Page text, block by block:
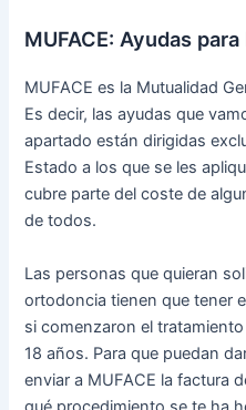
MUFACE: Ayudas
MUFACE es la Mutualidad
Es decir, las ayudas que
apartado están dirigidas
Estado a los que se les
cubre parte del coste de
de todos.
Las personas que quieran
ortodoncia tienen que tener
si comenzaron el
18 años. Para que puedan
enviar a MUFACE la factura